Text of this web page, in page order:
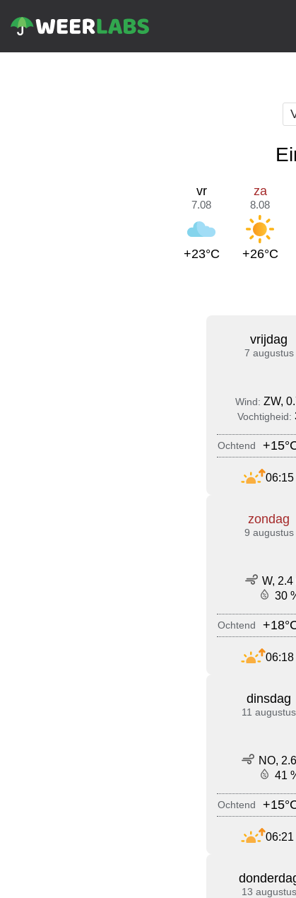
vr
7.08
+23°C
za
8.08
+26°C
vrijdag
7 augustus
Wind: ZW,
Vochtigheid:
Ochtend
06:15
zondag
9 augustus
W, 2.4
30
Ochtend
06:18
dinsdag
11 augustus
NO,
41
Ochtend
06:21
13 augustus